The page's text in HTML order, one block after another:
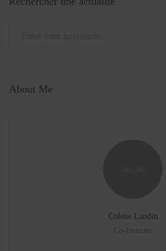
About Me
Colene Landin
Co-founder